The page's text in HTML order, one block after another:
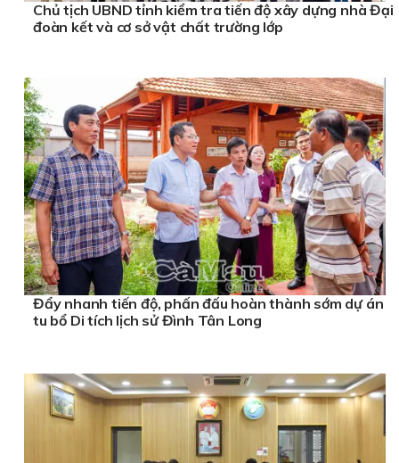
Chủ tịch UBND tỉnh kiểm tra tiến độ xây dựng nhà Đại
đoàn kết và cơ sở vật chất trường lớp
Đẩy nhanh tiến độ, phấn đấu hoàn thành sớm dự án
tu bổ Di tích lịch sử Đình Tân Long